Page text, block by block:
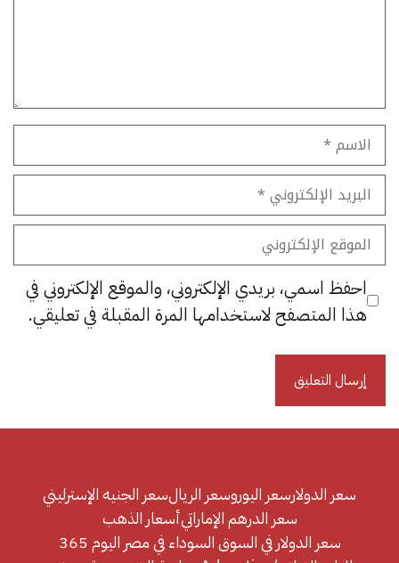
الاسم
البريد
الإلكتروني
الموقع
الإلكتروني
احفظ اسمي، بريدي الإلكتروني، والموقع الإلكتروني في
هذا المتصفح لاستخدامها المرة المقبلة في تعليقي.
سعر الدولارسعر اليوروسعر الريالسعر الجنيه الإسترليني
سعر الدرهم الإماراتيأسعار الذهب
سعر الدولار في السوق السوداء في مصر اليوم 365